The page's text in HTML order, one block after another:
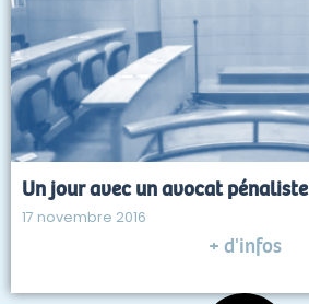
Un jour avec un avocat pénaliste
17 novembre 2016
+ d'infos